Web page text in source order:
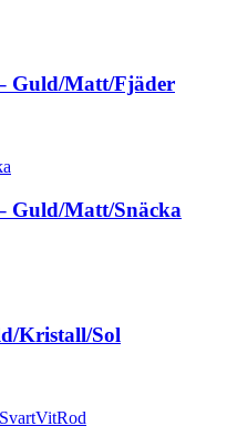
Guld/Matt/Fjäder
Guld/Matt/Snäcka
Kristall/Sol